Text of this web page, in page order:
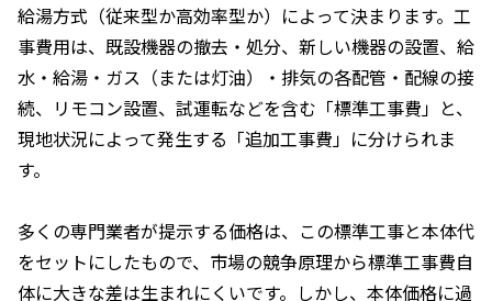
給湯方式（従来型か高効率型か）によって決まります。工
事費用は、既設機器の撤去・処分、新しい機器の設置、給
水・給湯・ガス（または灯油）・排気の各配管・配線の接
続、リモコン設置、試運転などを含む「標準工事費」と、
現地状況によって発生する「追加工事費」に分けられま
す。
多くの専門業者が提示する価格は、この標準工事と本体代
をセットにしたもので、市場の競争原理から標準工事費自
体に大きな差は生まれにくいです。しかし、本体価格に過